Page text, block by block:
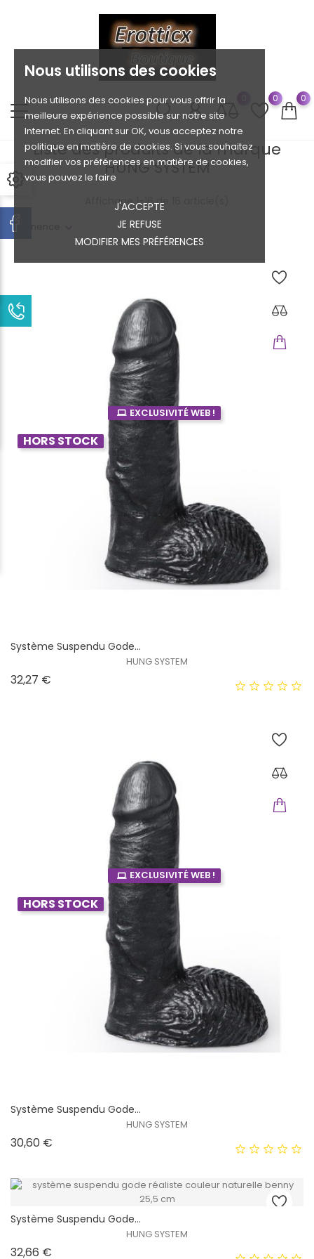
Nous utilisons des cookies
Nous utilisons des cookies pour vous offrir la
meilleure expérience possible sur notre site
Internet. En cliquant sur OK, vous acceptez notre
politique en matière de cookies. Si vous souhaitez
modifier vos préférences en matière de cookies,
vous pouvez le faire
J'ACCEPTE
JE REFUSE
MODIFIER MES PRÉFÉRENCES
0 0
Liste des produits de la marque
HUNG SYSTEM
Pertinence
Affichage 1-16 de 16 article(s)
EXCLUSIVITÉ WEB !
HORS STOCK
Système Suspendu Gode...
HUNG SYSTEM
32,27 €
EXCLUSIVITÉ WEB !
HORS STOCK
Système Suspendu Gode...
HUNG SYSTEM
30,60 €
Système Suspendu Gode...
HUNG SYSTEM
32,66 €